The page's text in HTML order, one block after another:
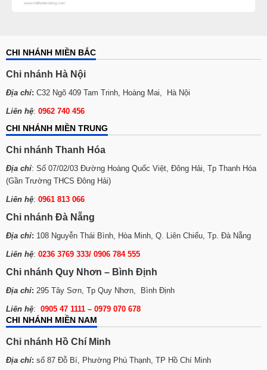
CHI NHÁNH MIỀN BẮC
Chi nhánh Hà Nội
Địa chỉ: C32 Ngõ 409 Tam Trinh, Hoàng Mai, Hà Nội
Liên hệ: 0962 740 456
CHI NHÁNH MIỀN TRUNG
Chi nhánh Thanh Hóa
Địa chỉ: Số 07/02/03 Đường Hoàng Quốc Việt, Đông Hải, Tp Thanh Hóa
(Gần Trường THCS Đông Hải)
Liên hệ: 0961 813 066
Chi nhánh Đà Nẵng
Địa chỉ: 108 Nguyễn Thái Bình, Hòa Minh, Q. Liên Chiểu, Tp. Đà Nẵng
Liên hệ: 0236 3769 333/ 0906 784 555
Chi nhánh Quy Nhơn – Bình Định
Địa chỉ: 295 Tây Sơn, Tp Quy Nhơn, Bình Định
Liên hệ: 0905 47 1111 – 0979 070 678
CHI NHÁNH MIỀN NAM
Chi nhánh Hồ Chí Minh
Địa chỉ: số 87 Đỗ Bí, Phường Phú Thạnh, TP Hồ Chí Minh